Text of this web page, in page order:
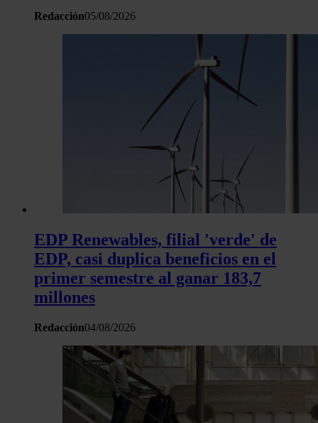
sitio web con nuestros partners de redes sociales,
haya proporcionado o que hayan recopilado a partir del uso
Redacción05/08/2026
EDP Renewables, filial 'verde' de
EDP, casi duplica beneficios en el
primer semestre al ganar 183,7
millones
Redacción04/08/2026